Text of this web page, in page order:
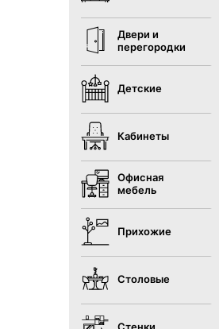
Двери и
перегородки
Детские
Кабинеты
Офисная
мебель
Прихожие
Столовые